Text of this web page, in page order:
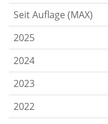
Seit Auflage (MAX)
2025
2024
2023
2022